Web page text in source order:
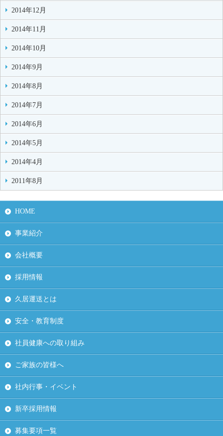
2014年12月
2014年11月
2014年10月
2014年9月
2014年8月
2014年7月
2014年6月
2014年5月
2014年4月
2011年8月
HOME
事業紹介
会社概要
採用情報
久居運送とは
安全・教育制度
社員健康への取り組み
ご家族の皆様へ
社内行事・イベント
新卒採用情報
募集要項一覧